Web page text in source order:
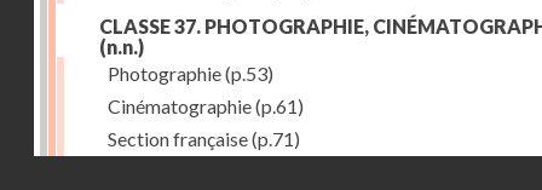
CLASSE 37. PHOTOGRAPHIE,
(n.n.)
Photographie(p.53)
Cinématographie(p.61)
Section française(p.71)